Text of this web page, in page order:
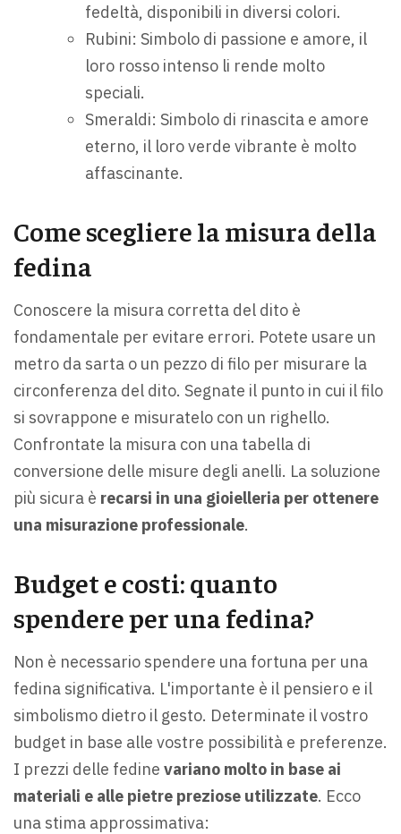
fedeltà, disponibili in diversi colori.
Rubini: Simbolo di passione e amore, il
loro rosso intenso li rende molto
speciali.
Smeraldi: Simbolo di rinascita e amore
eterno, il loro verde vibrante è molto
affascinante.
Come scegliere la misura della
fedina
Conoscere la misura corretta del dito è
fondamentale per evitare errori. Potete usare un
metro da sarta o un pezzo di filo per misurare la
circonferenza del dito. Segnate il punto in cui il filo
si sovrappone e misuratelo con un righello.
Confrontate la misura con una tabella di
conversione delle misure degli anelli. La soluzione
più sicura è recarsi in una gioielleria per ottenere
una misurazione professionale.
Budget e costi: quanto
spendere per una fedina?
Non è necessario spendere una fortuna per una
fedina significativa. L'importante è il pensiero e il
simbolismo dietro il gesto. Determinate il vostro
budget in base alle vostre possibilità e preferenze.
I prezzi delle fedine variano molto in base ai
materiali e alle pietre preziose utilizzate. Ecco
una stima approssimativa: